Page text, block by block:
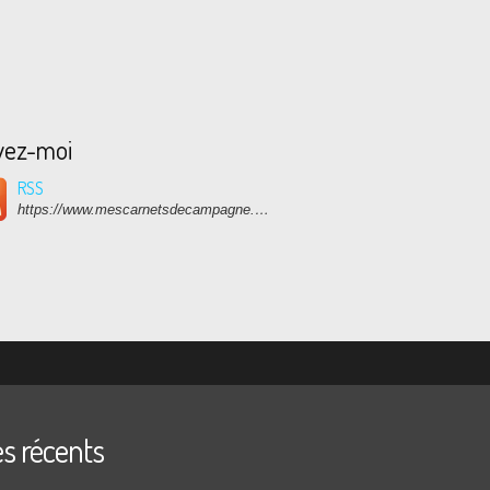
moi
RSS
https://www.mescarnetsdecampagne.com/rss
récents